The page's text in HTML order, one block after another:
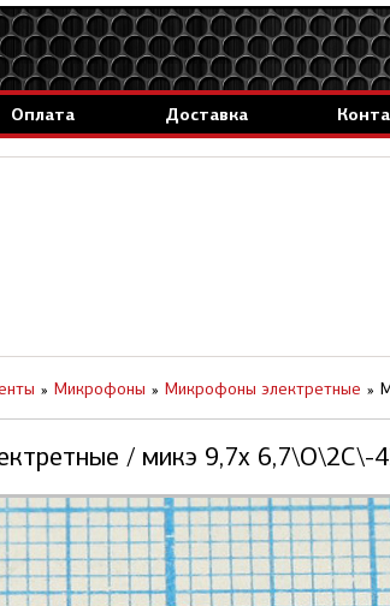
Оплата Доставка
/ микэ 9,7x 6,7\O\2C\-
Микрофоны Микрофоны электретные